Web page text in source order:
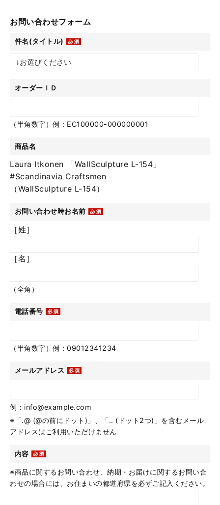
お問い合わせフォーム
件名(タイトル)
オーダーＩＤ
（半角数字）例：EC100000-000000001
商品名
Laura Itkonen 「WallSculpture L-154」
#Scandinavia Craftsmen
（WallSculpture L-154）
お問い合わせ時お名前
［姓］
［名］
（全角）
電話番号
（半角数字）例：09012341234
メールアドレス
例：info@example.com
※「.@ (@の前にドット)」、「.. (ドット2つ)」を含むメール
アドレスはご利用いただけません
内容
※商品に関するお問い合わせ、納期・お届けに関するお問い合
わせの場合には、お住まいの都道府県を必ずご記入ください。